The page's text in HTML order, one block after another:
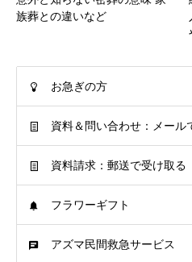
族葬との違いなど
お急ぎの方
資料＆問い合わせ：メール
資料請求：郵送で受け取る
フラワーギフト
アズマ民間救急サービス